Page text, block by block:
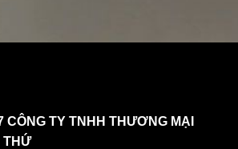
TY TNHH THƯƠNG MẠI
THỨ